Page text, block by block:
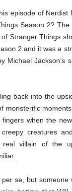
episode of Nerdist
Season 2? The
Stranger Things
2 and it was a
Michael Jackson’s
back into the
monsterific
when the
creatures
villain of the
se, but someone